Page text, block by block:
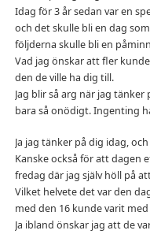
Idag för 3 år sedan var en
och det skulle bli en dag
följderna skulle bli en
Vad jag önskar att fler
den de ville ha dig till.
Jag blir så arg när jag
bara så onödigt. Ingenting
Ja jag tänker på dig idag,
Kanske också för att dagen
fredag där jag själv höll på
Vilket helvete det var den
med den 16 kunde varit med
Ja ibland önskar jag att de